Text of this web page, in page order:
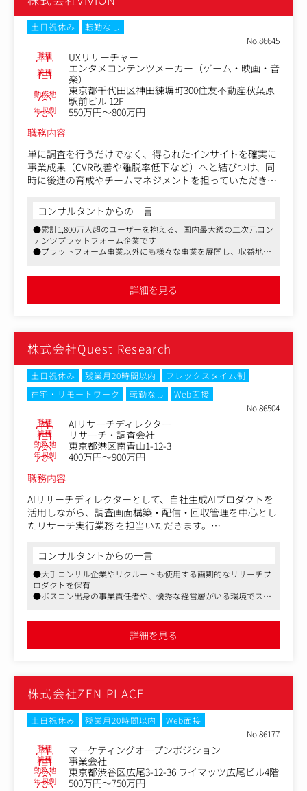
げられます。
・多彩なクライアントとメディアを担当：DM、Web、T
V、新聞、通販、カタログなど、メディアを横断した提案
合的な分析と高度な施策提言
・外部の調査会社に依存せず、低コスト・短納期・高品質
で調査を回せる「内製化（インハウス）体制」の確立
・TGCOM社内メンバーへの調査・分析ノウハウの共有（O
JT）や、ケイパビリティ向上の牽引
■クライアント、担当案件数
東京ガス・東京ガスグループ企業
入社後：1～3案件
土日祝休み
転勤なし
No.86645
職種 UXリサーチャー
業種
エンタメコンテンツメーカー（ゲーム・映画・音
楽）
勤務地
東京都千代田区神田練塀町300住友不動産秋葉原
駅前ビル 12F
年収例
550万円～800万円
職務内容
単に調査を行うだけでなく、得られたインサイトを確実に
事業成果（CVR改善や離脱率低下など）へと結びつけ、同
時に後進の育成やチームマネジメントを担っていただきま
【業務内容】
・同社サービスのユーザー体験向上に向けたリサーチ業務
全般（ユーザビリティテスト、インタビュー、アンケー
ト、エスノグラフィ調査など）
ーマップ等のアウトプット作成およびワークショップのフ
スキル育成
・全社的なUXD/HCDプロセスの啓蒙と浸透活動
コンサルタントからの一言
●累計1,800万人超のユーザーを抱える、国内最大級の二次元コン
テンツプラットフォーム企業です
●プラットフォーム事業以外にも様々な事業を展開し、収益地盤
詳細を見る
株式会社Quest Research
土日祝休み 残業月20時間以内
フレックスタイム制
在宅・リモートワーク
転勤なし
Web面接
No.86504
職種 AIリサーチディレクター
業種 リサーチ・調査会社
勤務地 東京都港区南青山1-12-3
年収例
400万円～900万円
職務内容
AIリサーチディレクターとして、自社生成AIプロダクトを
活用しながら、調査画面構築・配信・回収管理を中心とし
たリサーチ実行業務 を担当いただきます。
もプロダクト活用を前提とした効率的な業務となります。
①AIプロダクトを用いたリサーチ実行業務
調査票の構築
自社プロダクトを用いたアンケート画面作成
回収状況のモニタリングおよび回収コントロール
データチェック・クリーニング
プロダクトへの改善フィードバック
再現性の高いオペレーションモデルの構築
ナレッジ蓄積とチーム内展開
③調査設計・分析(経験・希望に応じて実施)
顧客の目的整理に応じた調査設計サポート
生成AIプロダクトを活用した一次分析・レポート作成
コンサルタントからの一言
●大手コンサル企業やリクルートも使用する画期的なリサーチプ
ロダクトを保有
●ボスコン出身の事業責任者や、優秀な経営層がいる環境でスキ
●フレックスタイム、リモートワーク可、服装自由など充実した
詳細を見る
株式会社ZEN PLACE
土日祝休み 残業月20時間以内
Web面接
No.86177
職種 マーケティングオープンポジション
業種 事業会社
勤務地 東京都渋谷区広尾3-12-36 ワイマッツ広尾ビル4階
年収例
500万円～750万円